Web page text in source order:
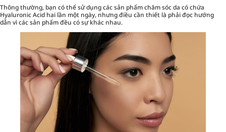
Thông thường, bạn có thể sử dụng các sản phẩm chăm sóc da có chứa
Hyaluronic Acid hai lần một ngày, nhưng điều cần thiết là phải đọc hướng
dẫn vì các sản phẩm đều có sự khác nhau.